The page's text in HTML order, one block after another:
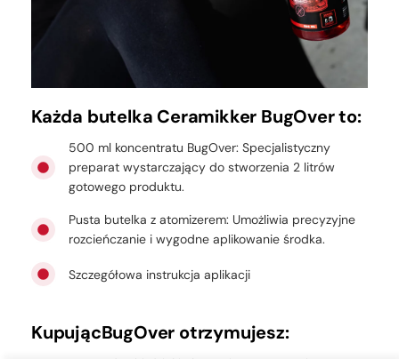
Każda butelka Ceramikker BugOver to:
500 ml koncentratu BugOver: Specjalistyczny
preparat wystarczający do stworzenia 2 litrów
gotowego produktu.
Pusta butelka z atomizerem: Umożliwia precyzyjne
rozcieńczanie i wygodne aplikowanie środka.
Szczegółowa instrukcja aplikacji
KupującBugOver otrzymujesz: